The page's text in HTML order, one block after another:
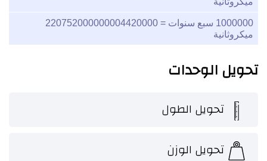
1000000 سبع سنوات = 220752000000004420000
ميكروثانية
تحويل الوحدات
تحويل الطول
تحويل الوزن